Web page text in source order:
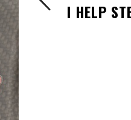
I HELP